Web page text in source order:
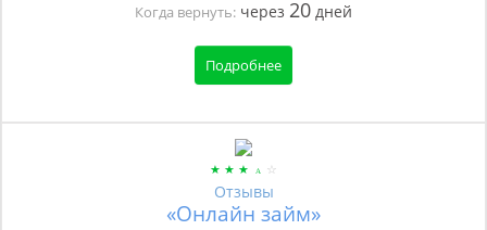
Когда вернуть: через 20 дней
Подробнее
Отзывы
«Онлайн займ»